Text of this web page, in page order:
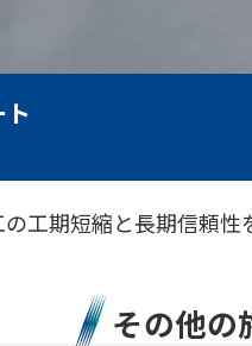
工期短縮と長期信頼
その他の